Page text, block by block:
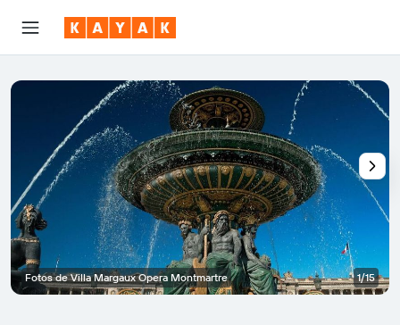
Fotos de Villa Margaux Opera Montmartre 1/15